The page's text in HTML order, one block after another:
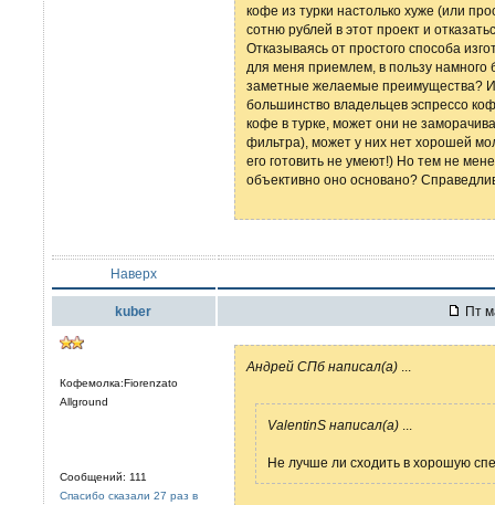
кофе из турки настолько хуже (или
сотню рублей в этот проект и
Отказываясь от простого способа
для меня приемлем, в пользу намного
заметные желаемые преимущества?
большинство владельцев эспрессо
кофе в турке, может они не
фильтра), может у них нет хорошей
его готовить не умеют!) Но тем не
объективно оно основано?
Наверх
kuber Пт
Кофемолка:Fiorenzato
Allground
Сообщений: 111
Спасибо сказали 27 раз в
Андрей СПб написал(а)
ValentinS написал(а)
Не лучше ли сходить в хорошую